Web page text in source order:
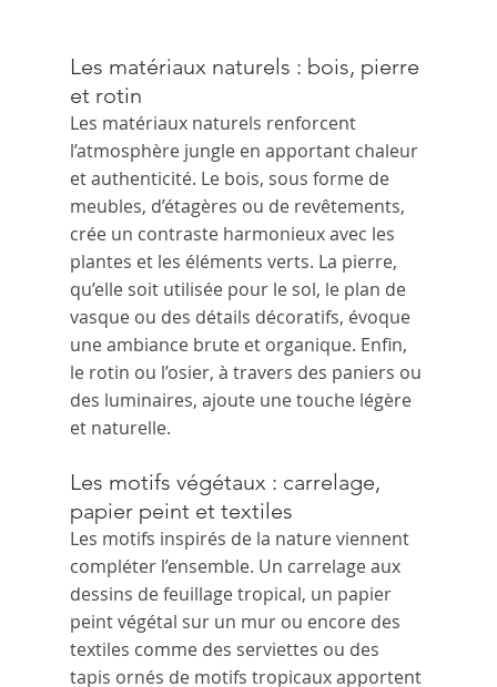
Les matériaux naturels : bois, pierre
et rotin
Les matériaux naturels renforcent
l’atmosphère jungle en apportant chaleur
et authenticité. Le bois, sous forme de
meubles, d’étagères ou de revêtements,
crée un contraste harmonieux avec les
plantes et les éléments verts. La pierre,
qu’elle soit utilisée pour le sol, le plan de
vasque ou des détails décoratifs, évoque
une ambiance brute et organique. Enfin,
le rotin ou l’osier, à travers des paniers ou
des luminaires, ajoute une touche légère
et naturelle.
Les motifs végétaux : carrelage,
papier peint et textiles
Les motifs inspirés de la nature viennent
compléter l’ensemble. Un carrelage aux
dessins de feuillage tropical, un papier
peint végétal sur un mur ou encore des
textiles comme des serviettes ou des
tapis ornés de motifs tropicaux apportent